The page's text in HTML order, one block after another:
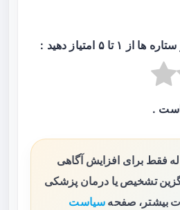
۵ امتیاز دهید :
است .
فقط برای افزایش آگاهی
تشخیص یا درمان پزشکی
بیشتر، صفحه سیاست